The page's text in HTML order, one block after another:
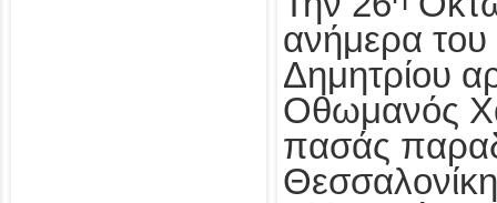
ανήμερα του
Δημητρίου
Οθωμανός
πασάς